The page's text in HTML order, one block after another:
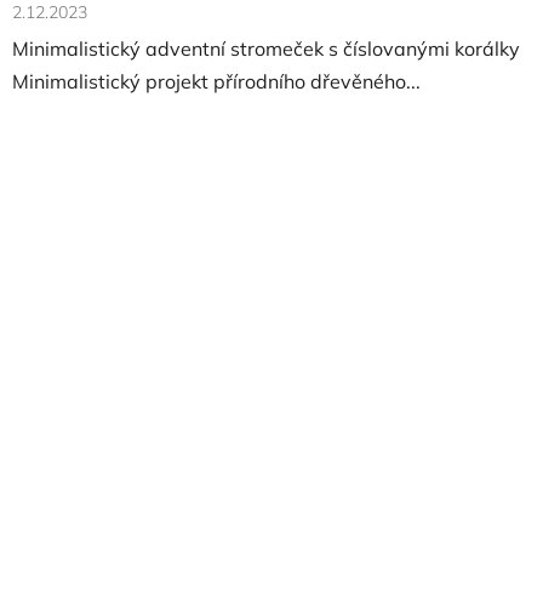
2.12.2023
Minimalistický adventní stromeček s číslovanými korálky
Minimalistický projekt přírodního dřevěného...